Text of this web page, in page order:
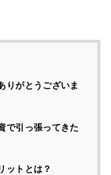
りがとうございま
で引っ張ってきた
ットとは？